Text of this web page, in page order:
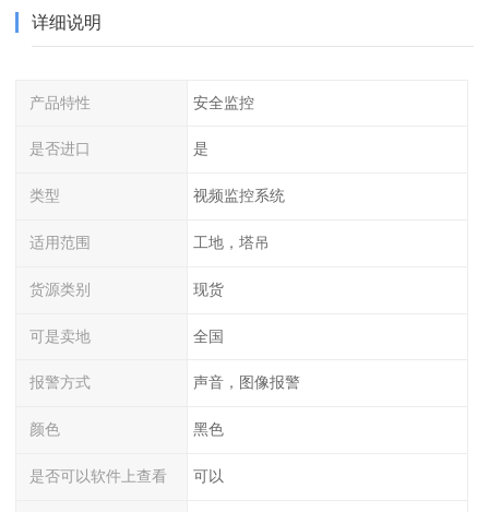
详细说明
产品特性 安全监控
是否进口 是
类型 视频监控系统
适用范围 工地，塔吊
货源类别 现货
可是卖地 全国
报警方式 声音，图像报警
颜色 黑色
是否可以软件上查看 可以